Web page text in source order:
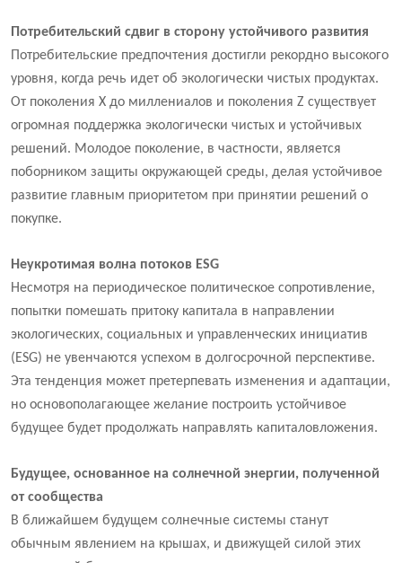
Потребительский сдвиг в сторону устойчивого развития
Потребительские предпочтения достигли рекордно высокого
уровня, когда речь идет об экологически чистых продуктах.
От поколения X до миллениалов и поколения Z существует
огромная поддержка экологически чистых и устойчивых
решений. Молодое поколение, в частности, является
поборником защиты окружающей среды, делая устойчивое
развитие главным приоритетом при принятии решений о
покупке.
Неукротимая волна потоков ESG
Несмотря на периодическое политическое сопротивление,
попытки помешать притоку капитала в направлении
экологических, социальных и управленческих инициатив
(ESG) не увенчаются успехом в долгосрочной перспективе.
Эта тенденция может претерпевать изменения и адаптации,
но основополагающее желание построить устойчивое
будущее будет продолжать направлять капиталовложения.
Будущее, основанное на солнечной энергии, полученной
от сообщества
В ближайшем будущем солнечные системы станут
обычным явлением на крышах, и движущей силой этих